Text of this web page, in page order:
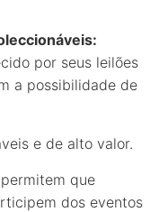
por seus leilões
a possibilidade de
e de alto valor.
que
dos eventos